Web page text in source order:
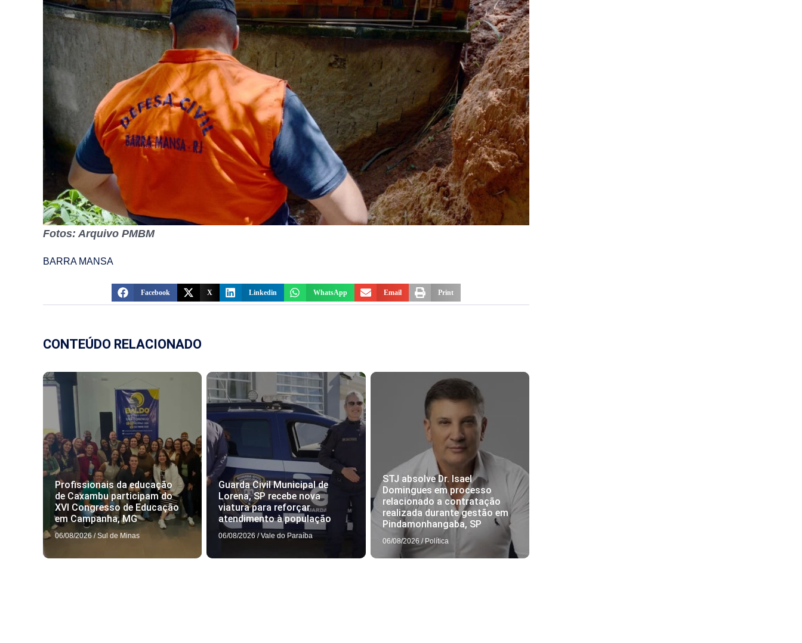
Fotos: Arquivo PMBM
BARRA MANSA
Facebook X Linkedin WhatsApp Email Print
CONTEÚDO RELACIONADO
Profissionais da educação
de Caxambu participam do
XVI Congresso de Educação
em Campanha, MG
06/08/2026 / Sul de Minas
Guarda Civil Municipal de
Lorena, SP recebe nova
viatura para reforçar
atendimento à população
06/08/2026 / Vale do Paraíba
STJ absolve Dr. Isael
Domingues em processo
relacionado a contratação
realizada durante gestão em
Pindamonhangaba, SP
06/08/2026 / Política